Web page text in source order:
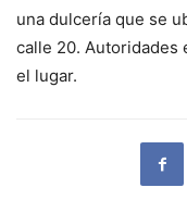
una dulcería que se
calle 20. Autoridades
el lugar.